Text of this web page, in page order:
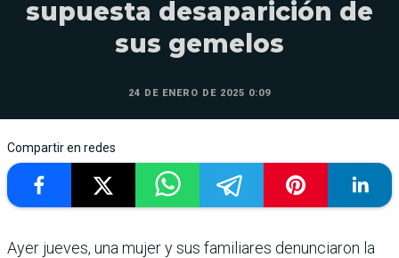
supuesta desaparición de
sus gemelos
24 DE ENERO DE 2025 0:09
Compartir en redes
Ayer jueves, una mujer y sus fami­liares denunciaron la